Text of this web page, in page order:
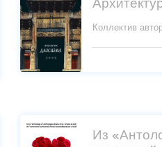
Коллектив
Из